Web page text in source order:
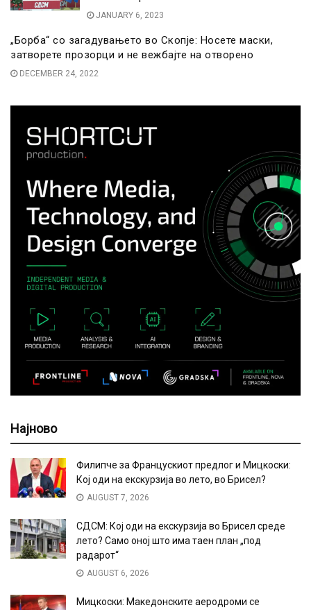
JANUARY 6, 2023
„Борба“ со загадувањето во Скопје: Носете маски,
затворете прозорци и не вежбајте на отворено
DECEMBER 24, 2022
Најново
Филипче за Францускиот предлог и Мицкоски:
Кој оди на екскурзија во лето, во Брисел?
AUGUST 7, 2026
СДСМ: Кој оди на екскурзија во Брисел среде
лето? Само оној што има таен план „под
радарот“
AUGUST 6, 2026
Мицкоски: Македонските аеродроми се